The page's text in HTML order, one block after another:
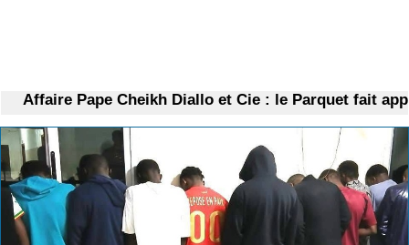
Affaire Pape Cheikh Diallo et Cie : le Parquet fait